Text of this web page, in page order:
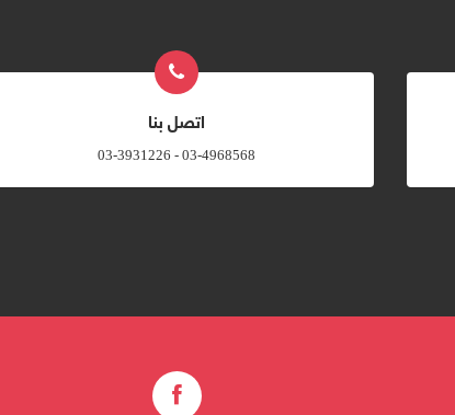
اتصل بنا
03-4968568 - 03-3931226